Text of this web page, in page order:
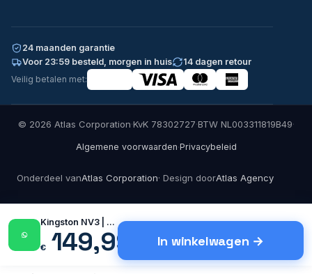
Kingston NV3 | 500GB NVMe…
€149,99 In winkelwagen
24 maanden garantie
Voor 23:59 besteld, morgen in huis
14 dagen retour
Veilig betalen met:
© 2026 Atlas Corporation·KvK 78302727·BTW NL003311819B49·
Algemene voorwaarden·Privacybeleid
Onderdeel vanAtlas Corporation· Design doorAtlas Agency